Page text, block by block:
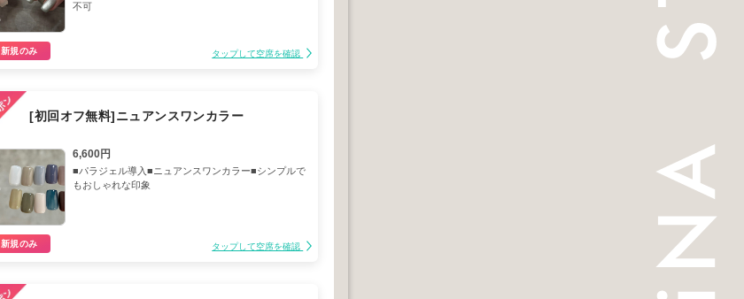
不可
新規のみ タップして空席を確認
[初回オフ無料]ニュアンスワンカラー
6,600円
■パラジェル導入■ニュアンスワンカラー■シンプルで
もおしゃれな印象
新規のみ タップして空席を確認